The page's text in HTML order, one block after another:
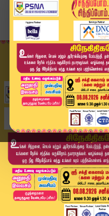
Home
தமிழ்நாடு
அமெரிக்க டாலரில்